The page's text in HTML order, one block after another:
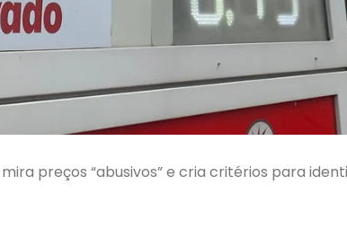
preços “abusivos” e cria critérios para